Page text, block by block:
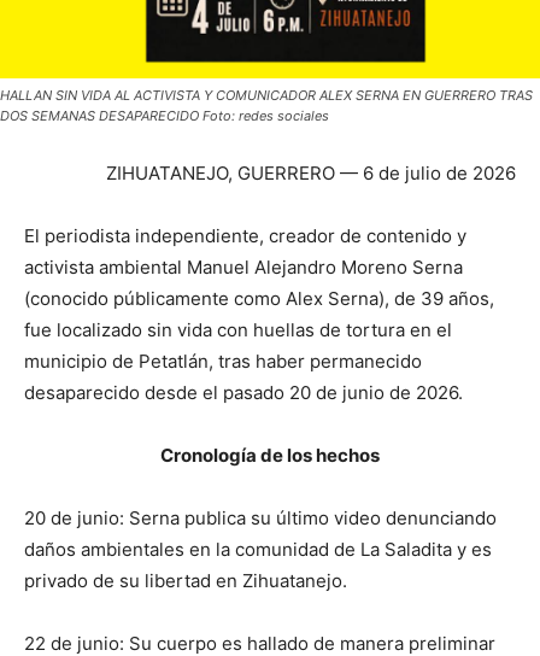
HALLAN SIN VIDA AL ACTIVISTA Y COMUNICADOR ALEX SERNA EN GUERRERO TRAS
DOS SEMANAS DESAPARECIDO Foto: redes sociales
ZIHUATANEJO, GUERRERO — 6 de julio de 2026
El periodista independiente, creador de contenido y
activista ambiental Manuel Alejandro Moreno Serna
(conocido públicamente como Alex Serna), de 39 años,
fue localizado sin vida con huellas de tortura en el
municipio de Petatlán, tras haber permanecido
desaparecido desde el pasado 20 de junio de 2026.
Cronología de los hechos
20 de junio: Serna publica su último video denunciando
daños ambientales en la comunidad de La Saladita y es
privado de su libertad en Zihuatanejo.
22 de junio: Su cuerpo es hallado de manera preliminar